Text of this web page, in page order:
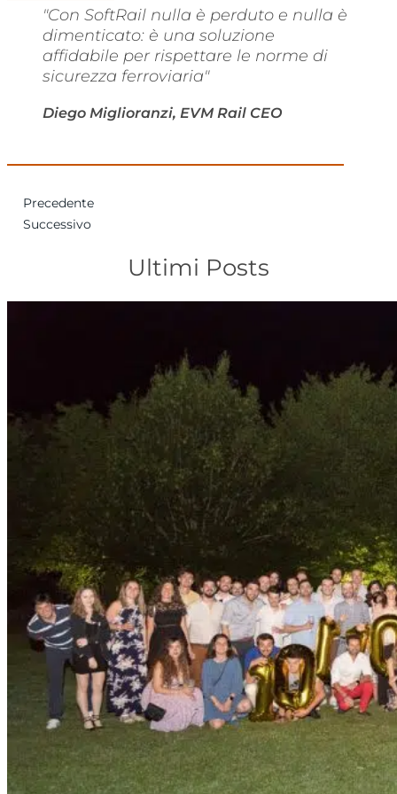
"Con SoftRail nulla è perduto e nulla è
dimenticato: è una soluzione
affidabile per rispettare le norme di
sicurezza ferroviaria"
Diego Miglioranzi, EVM Rail CEO
Precedente
Successivo
Ultimi Posts